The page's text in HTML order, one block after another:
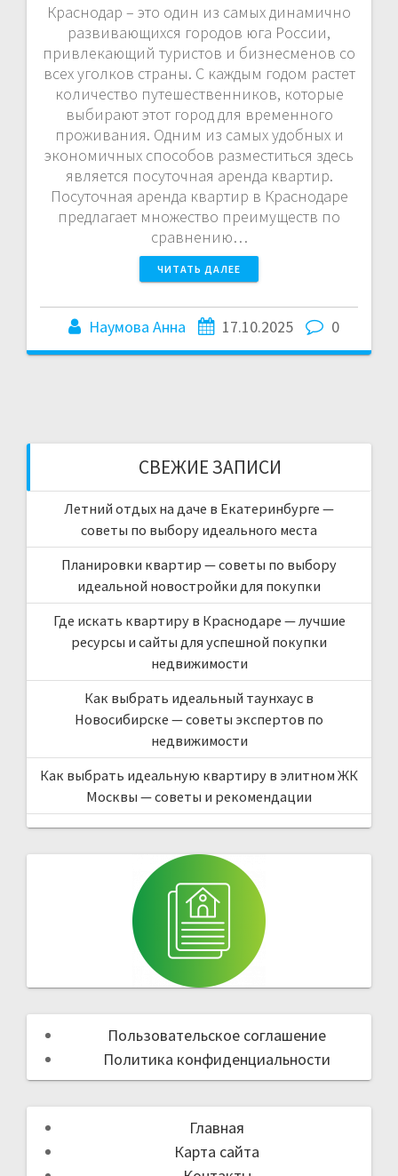
Краснодар – это один из самых динамично
развивающихся городов юга России,
привлекающий туристов и бизнесменов со
всех уголков страны. С каждым годом растет
количество путешественников, которые
выбирают этот город для временного
проживания. Одним из самых удобных и
экономичных способов разместиться здесь
является посуточная аренда квартир.
Посуточная аренда квартир в Краснодаре
предлагает множество преимуществ по
сравнению…
ЧИТАТЬ ДАЛЕЕ
Наумова Анна 17.10.2025 0
СВЕЖИЕ ЗАПИСИ
Летний отдых на даче в Екатеринбурге —
советы по выбору идеального места
Планировки квартир — советы по выбору
идеальной новостройки для покупки
Где искать квартиру в Краснодаре — лучшие
ресурсы и сайты для успешной покупки
недвижимости
Как выбрать идеальный таунхаус в
Новосибирске — советы экспертов по
недвижимости
Как выбрать идеальную квартиру в элитном ЖК
Москвы — советы и рекомендации
Пользовательское соглашение
Политика конфиденциальности
Главная
Карта сайта